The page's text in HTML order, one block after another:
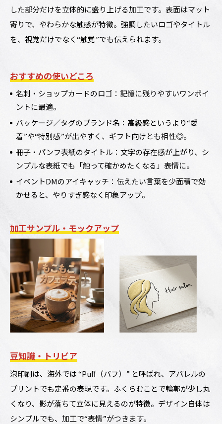
した部分だけを立体的に盛り上げる加工です。表面はマット
寄りで、やわらかな触感が特徴。強調したいロゴやタイトル
を、視覚だけでなく“触覚”でも伝えられます。
おすすめの使いどころ
名刺・ショップカードのロゴ：記憶に残りやすいワンポイ
ントに最適。
パッケージ／タグのブランド名：高級感というより“愛
着”や“特別感”が出やすく、ギフト向けとも相性◎。
冊子・パンフ表紙のタイトル：文字の存在感が上がり、シ
ンプルな表紙でも「触って確かめたくなる」表情に。
イベントDMのアイキャッチ：伝えたい言葉を少面積で効
かせると、やりすぎ感なく印象アップ。
加工サンプル・モックアップ
豆知識・トリビア
泡印刷は、海外では “Puff（パフ）” と呼ばれ、アパレルの
プリントでも定番の表現です。ふくらむことで輪郭が少し丸
くなり、影が落ちて立体に見えるのが特徴。デザイン自体は
シンプルでも、加工で“表情”がつきます。